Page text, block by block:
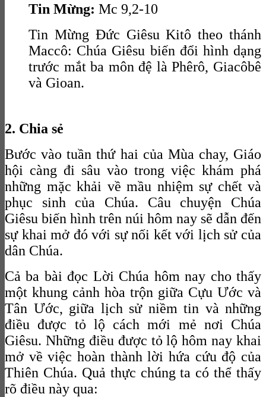
Tin Mừng: Mc 9,2-10
Tin Mừng Đức Giêsu Kitô theo thánh
Maccô: Chúa Giêsu biến đổi hình dạng
trước mắt ba môn đệ là Phêrô, Giacôbê
và Gioan.
2. Chia sẻ
Bước vào tuần thứ hai của Mùa chay, Giáo
hội càng đi sâu vào trong việc khám phá
những mặc khải về mầu nhiệm sự chết và
phục sinh của Chúa. Câu chuyện Chúa
Giêsu biến hình trên núi hôm nay sẽ dẫn đến
sự khai mở đó với sự nối kết với lịch sử của
dân Chúa.
Cả ba bài đọc Lời Chúa hôm nay cho thấy
một khung cảnh hòa trộn giữa Cựu Ước và
Tân Ước, giữa lịch sử niềm tin và những
điều được tỏ lộ cách mới mẻ nơi Chúa
Giêsu. Những điều được tỏ lộ hôm nay khai
mở về việc hoàn thành lời hứa cứu độ của
Thiên Chúa. Quả thực chúng ta có thể thấy
rõ điều này qua: